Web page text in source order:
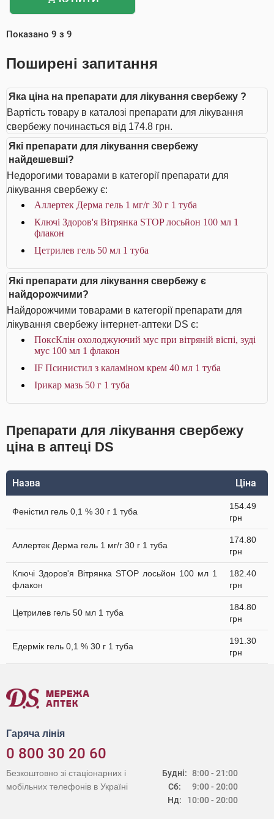
Показано 9 з 9
Поширені запитання
Яка ціна на препарати для лікування свербежу ?
Вартість товару в каталозі препарати для лікування
свербежу починається від 174.8 грн.
Які препарати для лікування свербежу
найдешевші?
Недорогими товарами в категорії препарати для
лікування свербежу є:
Аллертек Дерма гель 1 мг/г 30 г 1 туба
Ключі Здоров'я Вітрянка STOP лосьйон 100 мл 1
флакон
Цетрилев гель 50 мл 1 туба
Які препарати для лікування свербежу є
найдорожчими?
Найдорожчими товарами в категорії препарати для
лікування свербежу інтернет-аптеки DS є:
ПоксКлін охолоджуючий мус при вітряній віспі, зуді
мус 100 мл 1 флакон
IF Псинистил з каламіном крем 40 мл 1 туба
Ірикар мазь 50 г 1 туба
Препарати для лікування свербежу
ціна в аптеці DS
Назва Ціна
Феністил гель 0,1 % 30 г 1 туба
154.49
грн
Аллертек Дерма гель 1 мг/г 30 г 1 туба
174.80
грн
Ключі Здоров'я Вітрянка STOP лосьйон 100 мл 1
флакон
182.40
грн
Цетрилев гель 50 мл 1 туба
184.80
грн
Едермік гель 0,1 % 30 г 1 туба
191.30
грн
Гаряча лінія
0 800 30 20 60
Будні:
Сб:
Нд:
8:00 - 21:00
9:00 - 20:00
10:00 - 20:00
Безкоштовно зі стаціонарних і
мобільних телефонів в Україні